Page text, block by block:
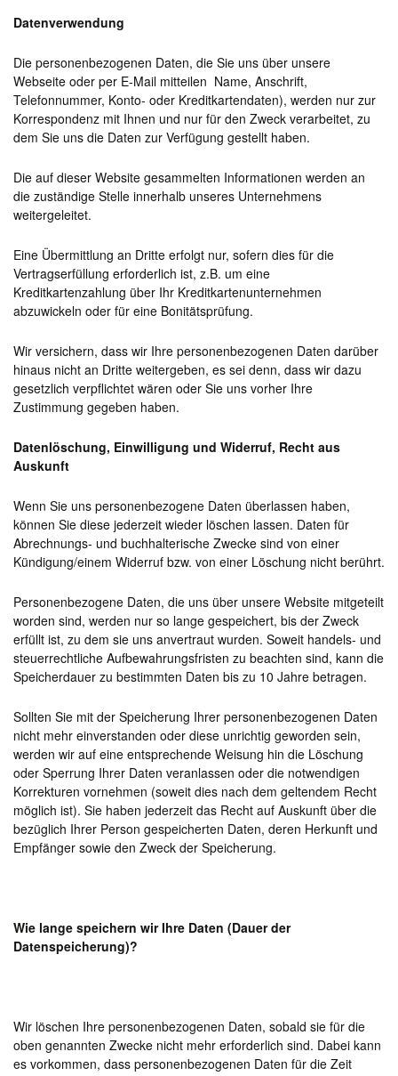
Datenverwendung
Die personenbezogenen Daten, die Sie uns über unsere
Webseite oder per E-Mail mitteilen Name, Anschrift,
Telefonnummer, Konto- oder Kreditkartendaten), werden nur zur
Korrespondenz mit Ihnen und nur für den Zweck verarbeitet, zu
dem Sie uns die Daten zur Verfügung gestellt haben.
Die auf dieser Website gesammelten Informationen werden an
die zuständige Stelle innerhalb unseres Unternehmens
weitergeleitet.
Eine Übermittlung an Dritte erfolgt nur, sofern dies für die
Vertragserfüllung erforderlich ist, z.B. um eine
Kreditkartenzahlung über Ihr Kreditkartenunternehmen
abzuwickeln oder für eine Bonitätsprüfung.
Wir versichern, dass wir Ihre personenbezogenen Daten darüber
hinaus nicht an Dritte weitergeben, es sei denn, dass wir dazu
gesetzlich verpflichtet wären oder Sie uns vorher Ihre
Zustimmung gegeben haben.
Datenlöschung, Einwilligung und Widerruf, Recht aus
Auskunft
Wenn Sie uns personenbezogene Daten überlassen haben,
können Sie diese jederzeit wieder löschen lassen. Daten für
Abrechnungs- und buchhalterische Zwecke sind von einer
Kündigung/einem Widerruf bzw. von einer Löschung nicht berührt.
Personenbezogene Daten, die uns über unsere Website mitgeteilt
worden sind, werden nur so lange gespeichert, bis der Zweck
erfüllt ist, zu dem sie uns anvertraut wurden. Soweit handels- und
steuerrechtliche Aufbewahrungsfristen zu beachten sind, kann die
Speicherdauer zu bestimmten Daten bis zu 10 Jahre betragen.
Sollten Sie mit der Speicherung Ihrer personenbezogenen Daten
nicht mehr einverstanden oder diese unrichtig geworden sein,
werden wir auf eine entsprechende Weisung hin die Löschung
oder Sperrung Ihrer Daten veranlassen oder die notwendigen
Korrekturen vornehmen (soweit dies nach dem geltendem Recht
möglich ist). Sie haben jederzeit das Recht auf Auskunft über die
bezüglich Ihrer Person gespeicherten Daten, deren Herkunft und
Empfänger sowie den Zweck der Speicherung.
Wie lange speichern wir Ihre Daten (Dauer der
Datenspeicherung)?
Wir löschen Ihre personenbezogenen Daten, sobald sie für die
oben genannten Zwecke nicht mehr erforderlich sind. Dabei kann
es vorkommen, dass personenbezogenen Daten für die Zeit